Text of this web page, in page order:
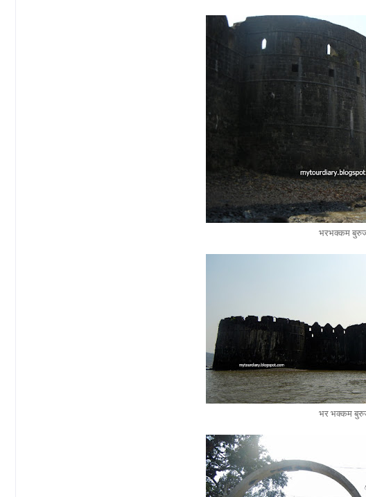
भरभक्कम
भर भक्कम